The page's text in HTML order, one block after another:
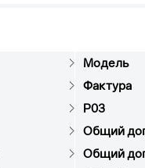
Модель
Фактура
P03
Общий
Общий